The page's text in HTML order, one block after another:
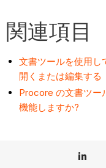
関連項目
文書ツールを使用
開くまたは編集する
Procore の文書ツー
機能しますか?